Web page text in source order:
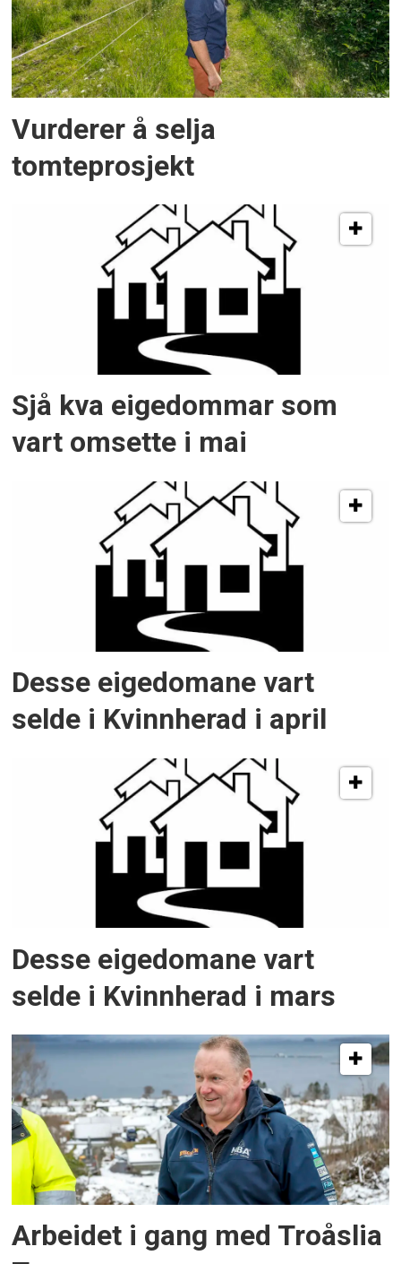
Vurderer å selja
tomteprosjekt
Sjå kva eigedommar som
vart omsette i mai
Desse eigedomane vart
selde i Kvinnherad i april
Desse eigedomane vart
selde i Kvinnherad i mars
Arbeidet i gang med Troåslia